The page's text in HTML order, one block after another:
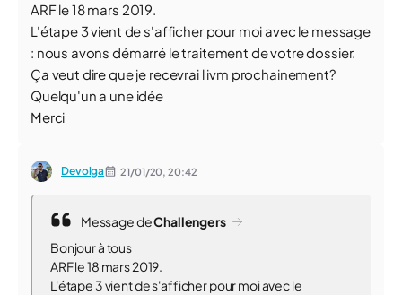
ARF le 18 mars 2019.
L'étape 3 vient de s'afficher pour moi avec le message
: nous avons démarré le traitement de votre dossier.
Ça veut dire que je recevrai l ivm prochainement?
Quelqu'un a une idée
Merci
Devolga 21/01/20,20:42
Message deChallengers
Bonjour à tous
ARF le 18 mars 2019.
L'étape 3 vient de s'afficher pour moi avec le